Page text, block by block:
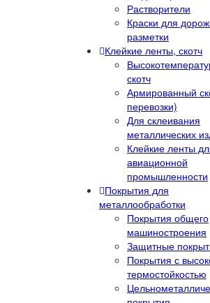
Растворители
Краски для
разметки
Клейкие ленты, скотч
скотч
Армированный
перевозки)
Для склеивания
металлических
Клейкие ленты
авиационной
промышленности
Покрытия для
металлообработки
Покрытия общего
машиностроения
Защитные
Покрытия с
термостойкостью